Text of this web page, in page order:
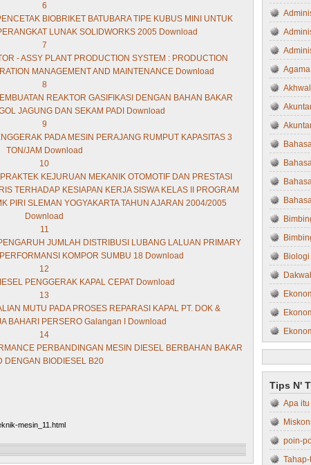
6
BIOBRIKET BATUBARA TIPE KUBUS MINI UNTUK
LUNAK SOLIDWORKS 2005 Download
7
- ASSY PLANT PRODUCTION SYSTEM : PRODUCTION
MANAGEMENT AND MAINTENANCE Download
8
REAKTOR GASIFIKASI DENGAN BAHAN BAKAR
JAGUNG DAN SEKAM PADI Download
9
PADA MESIN PERAJANG RUMPUT KAPASITAS 3
TON/JAM Download
10
KEJURUAN MEKANIK OTOMOTIF DAN PRESTASI
TERHADAP KESIAPAN KERJA SISWA KELAS II PROGRAM
PIRI SLEMAN YOGYAKARTA TAHUN AJARAN 2004/2005
Download
11
JUMLAH DISTRIBUSI LUBANG LALUAN PRIMARY
KOMPOR SUMBU 18 Download
12
PENGGERAK KAPAL CEPAT Download
13
MUTU PADA PROSES REPARASI KAPAL PT. DOK &
BAHARI PERSERO Galangan I Download
14
PERBANDINGAN MESIN DIESEL BERBAHAN BAKAR
DENGAN BIODIESEL B20
mesin_11.html
Biologi
Filsafat
Fisika
Fisipol
Hukum
Tips N'
Apa
poin-